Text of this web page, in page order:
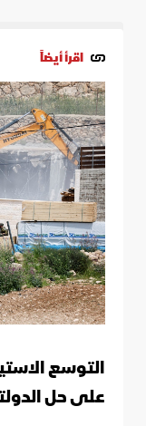
اقرأ أيضاً
التوسع
على حل